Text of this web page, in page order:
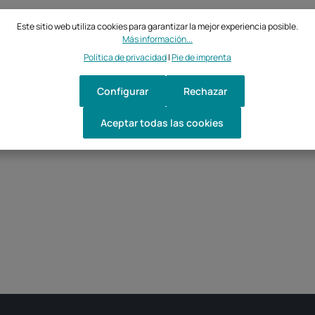
Este sitio web utiliza cookies para garantizar la mejor experiencia posible.
Más información...
Política de privacidad|Pie de imprenta
Rechazar
Configurar
Aceptar todas las cookies